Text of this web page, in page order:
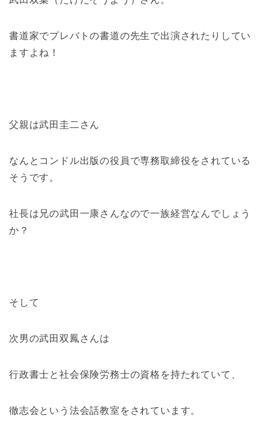
書道家でプレバトの書道の先生で出演されたりしてい
ますよね！
父親は武田圭二さん
なんとコンドル出版の役員で専務取締役をされている
そうです。
社長は兄の武田一康さんなので一族経営なんでしょう
か？
そして
次男の武田双鳳さんは
行政書士と社会保険労務士の資格を持たれていて、
徹志会という法会話教室をされています。